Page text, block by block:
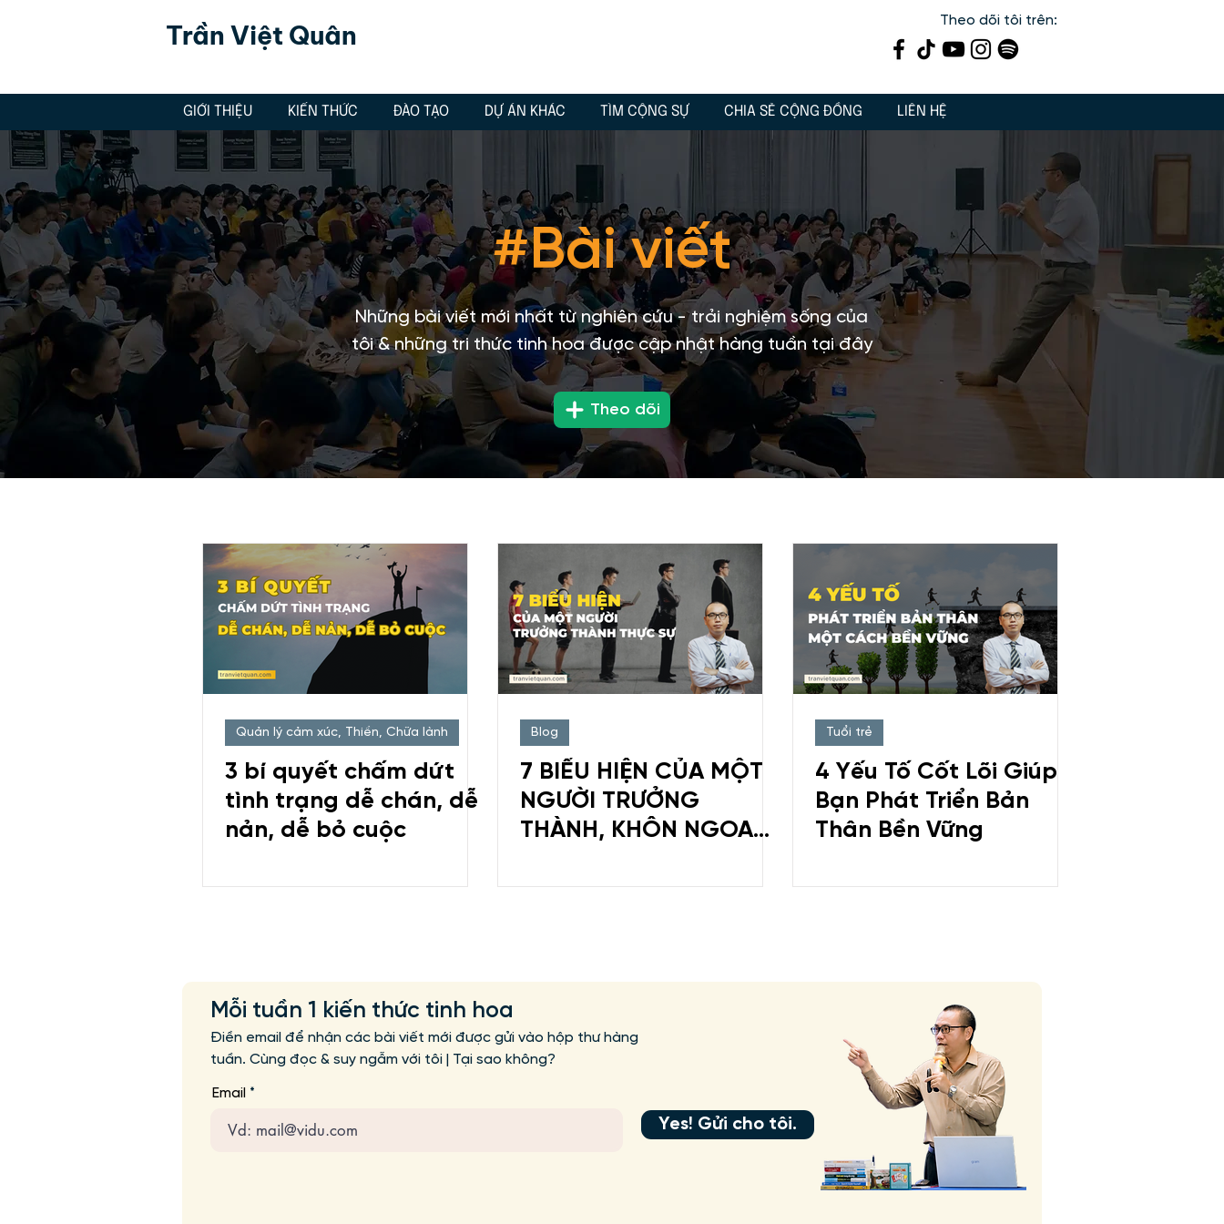
Trần Việt Quân Theo dõi tôi trên:
GIỚI THIỆU KIẾN THỨC ĐÀO TẠO DỰ ÁN KHÁC TÌM CỘNG SỰ CHIA SẺ CỘNG ĐỒNG LIÊN HỆ
#Bài viết
Những bài viết mới nhất từ nghiên cứu - trải nghiệm sống của
tôi & những tri thức tinh hoa được cập nhật hàng tuần tại đây
Theo dõi
Quản lý cảm xúc, Thiền, Chữa lành
3 bí quyết chấm dứt
tình trạng dễ chán, dễ
nản, dễ bỏ cuộc
Blog
7 BIỂU HIỆN CỦA MỘT
NGƯỜI TRƯỞNG
THÀNH, KHÔN NGOAN
Tuổi trẻ
4 Yếu Tố Cốt Lõi Giúp
Bạn Phát Triển Bản
Thân Bền Vững
Mỗi tuần 1 kiến thức tinh hoa
Điền email để nhận các bài viết mới được gửi vào hộp thư hàng
tuần. Cùng đọc & suy ngẫm với tôi | Tại sao không?
Email
Yes! Gửi cho tôi.